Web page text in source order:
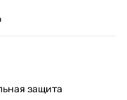
защита